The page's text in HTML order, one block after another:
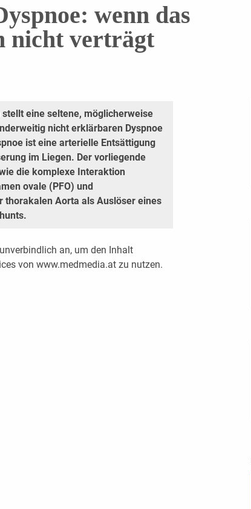
wenn das
nicht verträgt
eine seltene, möglicherweise
nicht erklärbaren Dyspnoe
ist eine arterielle Entsättigung
im Liegen. Der vorliegende
die komplexe Interaktion
ovale (PFO) und
thorakalen Aorta als Auslöser eines
an, um den Inhalt
von www.medmedia.at zu nutzen.